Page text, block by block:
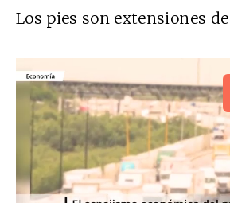
Los pies son extensiones